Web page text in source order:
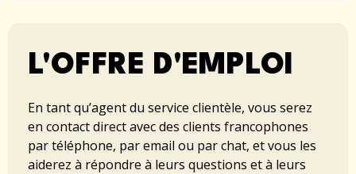
L'OFFRE D'EMPLOI
En tant qu’agent du service clientèle, vous serez
en contact direct avec des clients francophones
par téléphone, par email ou par chat, et vous les
aiderez à répondre à leurs questions et à leurs